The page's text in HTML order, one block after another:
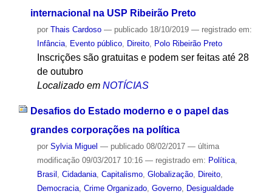
internacional na USP Ribeirão Preto
por Thais Cardoso — publicado18/10/2019 — registrado em:
Infância, Evento público, Direito, Polo Ribeirão Preto
Inscrições são gratuitas e podem ser feitas até 28
de outubro
Localizado em NOTÍCIAS
Desafios do Estado moderno e o papel das
grandes corporações na política
por Sylvia Miguel — publicado08/02/2017 — última
modificação09/03/2017 10:16 — registrado em: Política,
Brasil , Cidadania, Capitalismo, Globalização, Direito,
Democracia, Crime Organizado, Governo, Desigualdade